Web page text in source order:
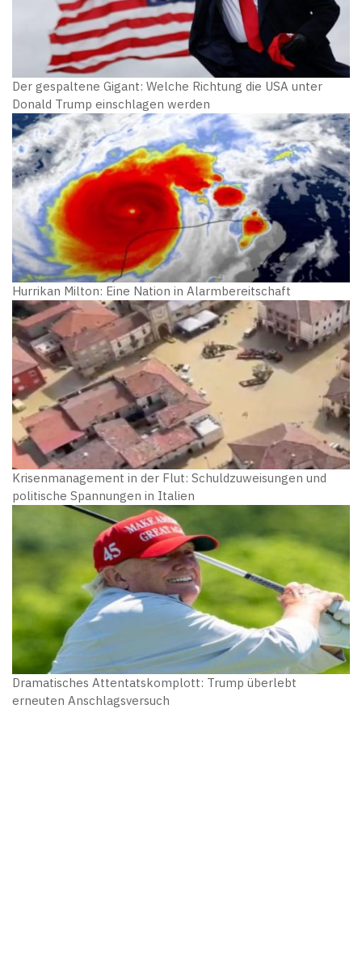
Der gespaltene Gigant: Welche Richtung die USA unter
Donald Trump einschlagen werden
Hurrikan Milton: Eine Nation in Alarmbereitschaft
Krisenmanagement in der Flut: Schuldzuweisungen und
politische Spannungen in Italien
Dramatisches Attentatskomplott: Trump überlebt
erneuten Anschlagsversuch